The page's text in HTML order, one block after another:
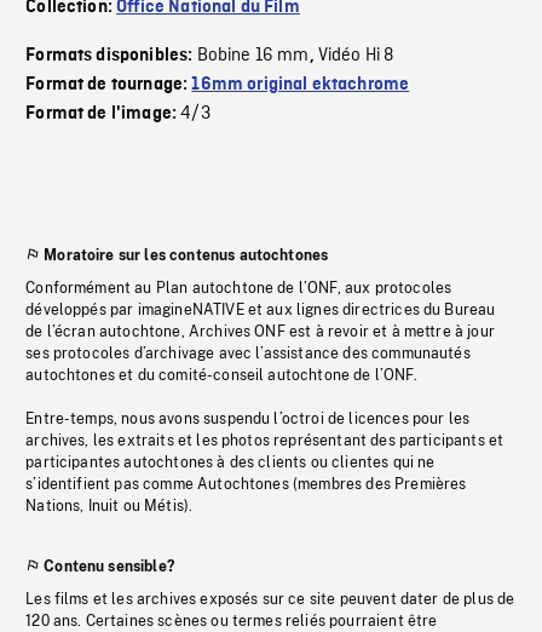
Collection:Office National du Film
Formats disponibles: Bobine 16 mm, Vidéo Hi 8
Format de tournage:16mm original ektachrome
Format de l'image:4/3
Moratoire sur les contenus autochtones
Conformément au Plan autochtone de l’ONF, aux protocoles
développés par imagineNATIVE et aux lignes directrices du Bureau
de l’écran autochtone, Archives ONF est à revoir et à mettre à jour
ses protocoles d’archivage avec l’assistance des communautés
autochtones et du comité-conseil autochtone de l’ONF.
Entre-temps, nous avons suspendu l’octroi de licences pour les
archives, les extraits et les photos représentant des participants et
participantes autochtones à des clients ou clientes qui ne
s’identifient pas comme Autochtones (membres des Premières
Nations, Inuit ou Métis).
Contenu sensible?
Les films et les archives exposés sur ce site peuvent dater de plus de
120 ans. Certaines scènes ou termes reliés pourraient être